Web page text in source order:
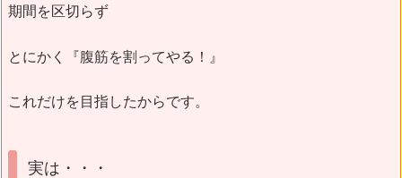
期間を区切らず
とにかく『腹筋を割ってやる！』
これだけを目指したからです。
実は・・・